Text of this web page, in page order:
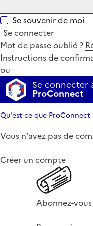
Se souvenir de moi
Se connecter
Mot de passe oublié ?
Instructions de
ou
Se connecter
ProConnect
Qu'est-ce que ProConnect
Vous n'avez pas de
Créer un compte
Abonnez-